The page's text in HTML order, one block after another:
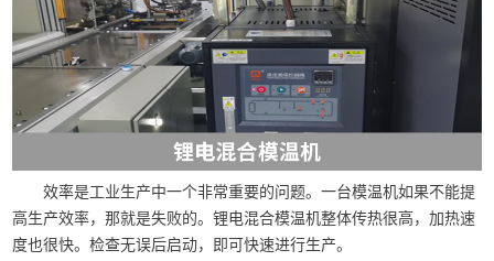
效率是工业生产中一个非常重要的问题。一台模温机如果不能提
高生产效率，那就是失败的。锂电混合模温机整体传热很高，加热速
度也很快。检查无误后启动，即可快速进行生产。